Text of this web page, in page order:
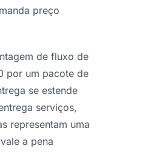
preço
de fluxo de
por um pacote de
se estende
serviços,
representam uma
a pena